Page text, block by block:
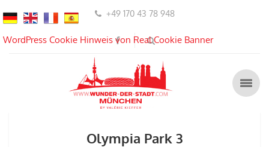
+49 170 43 78 948
Olympia Park 3
WordPress Cookie Hinweis von Real Cookie Banner